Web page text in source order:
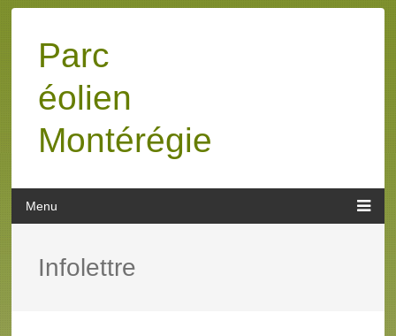
Parc
éolien
Montérégie
Infolettre